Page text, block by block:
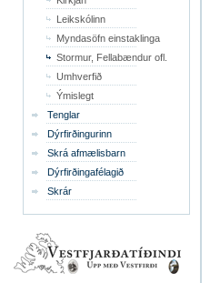
Leikskólinn
Myndasöfn einstaklinga
Stormur, Fellabændur ofl.
Umhverfið
Ýmislegt
Tenglar
Dýrfirðingurinn
Skrá afmælisbarn
Dýrfirðingafélagið
Skrár